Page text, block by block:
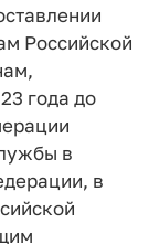
Российской
года до
в
в